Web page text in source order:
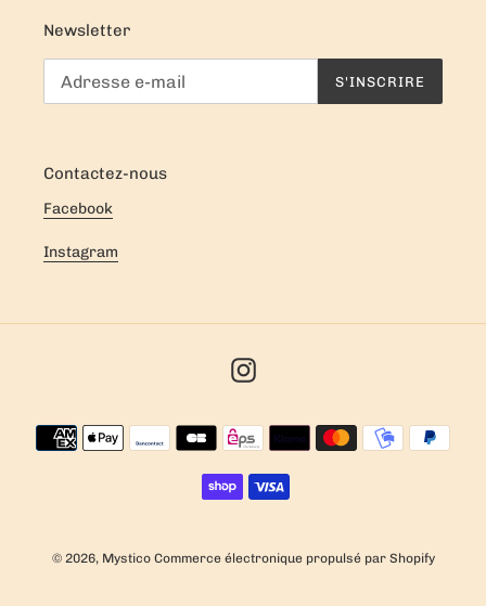
Newsletter
S'INSCRIRE
Contactez-nous
Facebook
Instagram
Instagram
Moyens
de
paiement
© 2026, Mystico Commerce électronique propulsé par Shopify